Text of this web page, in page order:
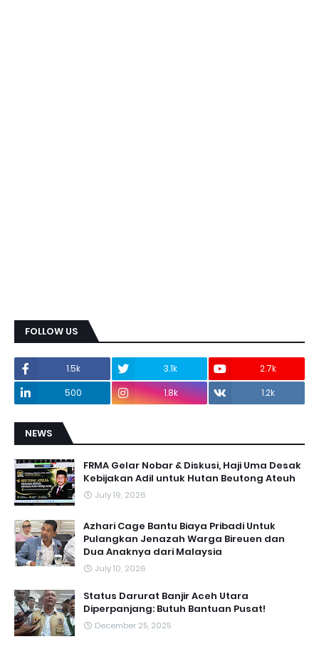
FOLLOW US
1.5k 3.1k
2.7k
500
1.8k 1.2k
NEWS
FRMA Gelar Nobar & Diskusi, Haji Uma Desak
Kebijakan Adil untuk Hutan Beutong Ateuh
July 19, 2026
Azhari Cage Bantu Biaya Pribadi Untuk
Pulangkan Jenazah Warga Bireuen dan
Dua Anaknya dari Malaysia
July 10, 2026
Status Darurat Banjir Aceh Utara
Diperpanjang: Butuh Bantuan Pusat!
December 25, 2025